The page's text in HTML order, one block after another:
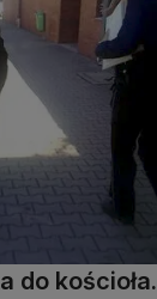
do kościoła.